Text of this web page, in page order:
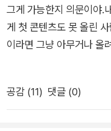
심리, 콘텐츠 유형, 실제
한 비즈니스 모델을 완성
그게 가능한지 의문이야.
게 첫 콘텐츠도 못 올린
이라면 그냥 아무거나 올
공감 (11) 댓글 (0)